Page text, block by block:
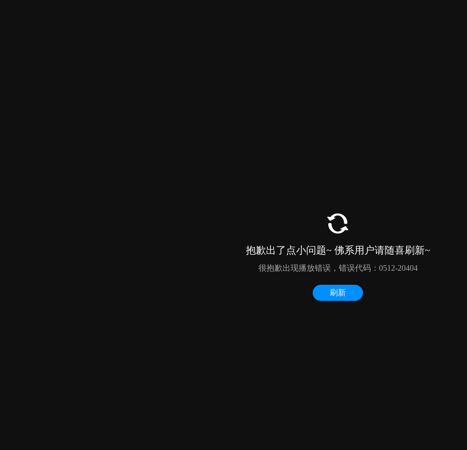
抱歉出了点小问题~ 佛系用户请随喜刷新~
很抱歉出现播放错误，错误代码：0512-20404
刷新